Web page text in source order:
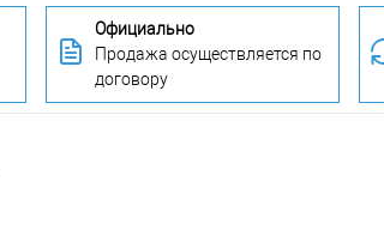
Официально
Продажа осуществляется по
договору